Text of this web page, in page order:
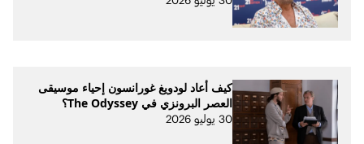
كيف أعاد لودويغ غورانسون إحياء موسيقى
العصر البرونزي في The Odyssey؟
30 يوليو 2026